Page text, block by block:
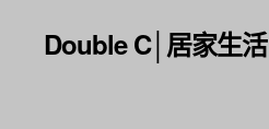
Double C│居家生活